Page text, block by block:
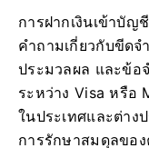
การฝากเงินเข้าบัญ
คำถามเกี่ยวกับขีดจ
ประมวลผล และข้อ
ระหว่าง Visa หรือ
ในประเทศและต่าง
การรักษาสมดุลขอ